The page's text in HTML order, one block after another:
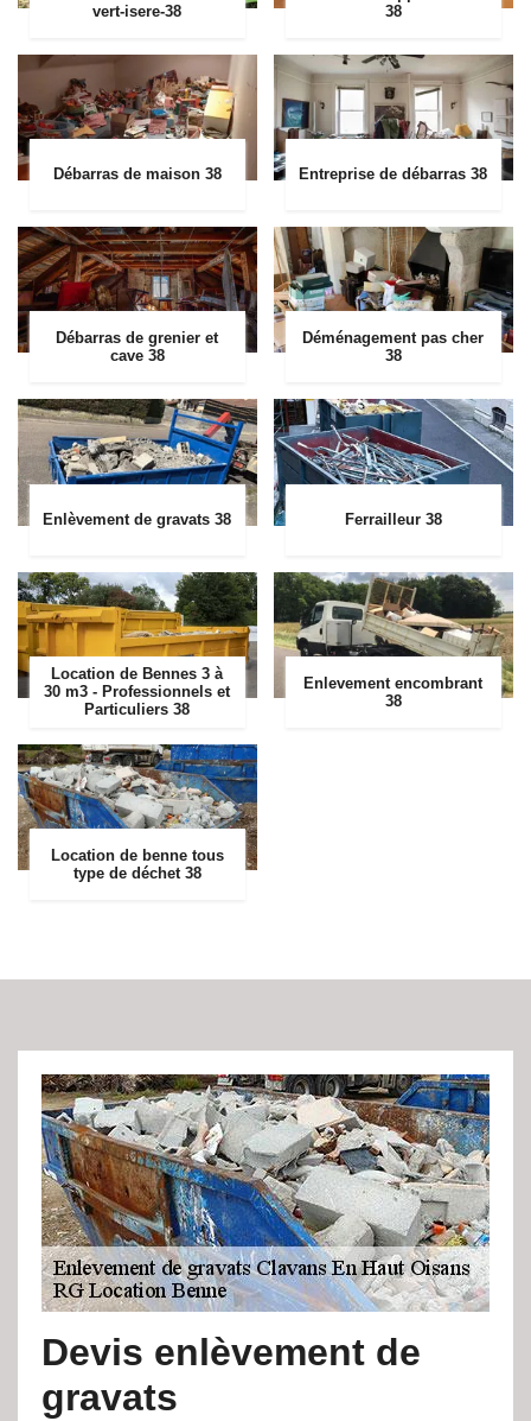
vert-isere-38
38
Débarras de maison 38 Entreprise de débarras 38
Débarras de grenier et
cave 38
Déménagement pas cher
38
Enlèvement de gravats 38 Ferrailleur 38
Location de Bennes 3 à
30 m3 - Professionnels et
Particuliers 38
Enlevement encombrant
38
Location de benne tous
type de déchet 38
Devis enlèvement de
gravats